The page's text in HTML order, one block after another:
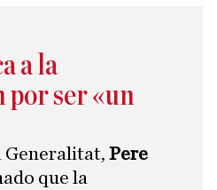
a la
por ser «un
Generalitat, Pere
que la